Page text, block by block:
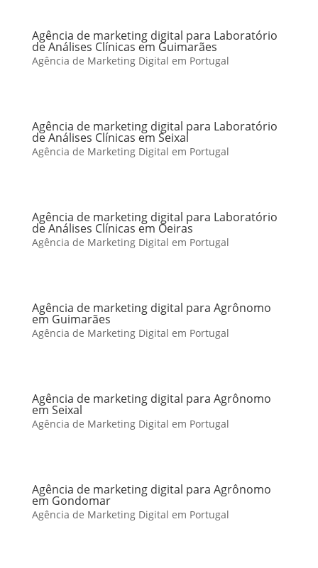
Agência de marketing digital para Laboratório
de Análises Clínicas em Guimarães
Agência de Marketing Digital em Portugal
Agência de marketing digital para Laboratório
de Análises Clínicas em Seixal
Agência de Marketing Digital em Portugal
Agência de marketing digital para Laboratório
de Análises Clínicas em Oeiras
Agência de Marketing Digital em Portugal
Agência de marketing digital para Agrônomo
em Guimarães
Agência de Marketing Digital em Portugal
Agência de marketing digital para Agrônomo
em Seixal
Agência de Marketing Digital em Portugal
Agência de marketing digital para Agrônomo
em Gondomar
Agência de Marketing Digital em Portugal